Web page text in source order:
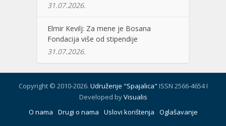
31.07.2026.
Elmir Kevilj: Za mene je Bosana
Fondacija više od stipendije
31.07.2026.
Copyright © 2010-2026. Udruženje "Spajalica" ISSN 2566-4654 I
Developed byVisualis
O nama
Drugi o nama Uslovi korištenja Oglašavanje